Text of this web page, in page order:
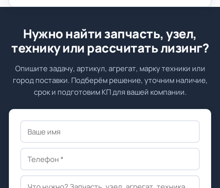
Нужно найти запчасть, узел,
технику или рассчитать лизинг?
Опишите задачу, артикул, агрегат, марку техники или
город поставки. Подберём решение, уточним наличие,
срок и подготовим КП для вашей компании.